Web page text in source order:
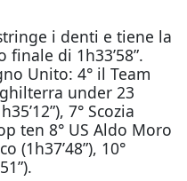
i denti e tiene la
di 1h33’58”.
Unito: 4° il Team
under 23
7° Scozia
ten 8° US Aldo Moro
(1h37’48”), 10°